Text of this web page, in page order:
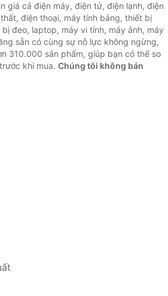
giá cả điện máy, điện tử, điện lạnh, điện
điện thoại, máy tính bảng, thiết bị
đeo, laptop, máy vi tính, máy ảnh, máy
sẵn có cùng sự nỗ lực không ngừng,
310.000 sản phẩm, giúp bạn có thể so
khi mua. Chúng tôi không bán